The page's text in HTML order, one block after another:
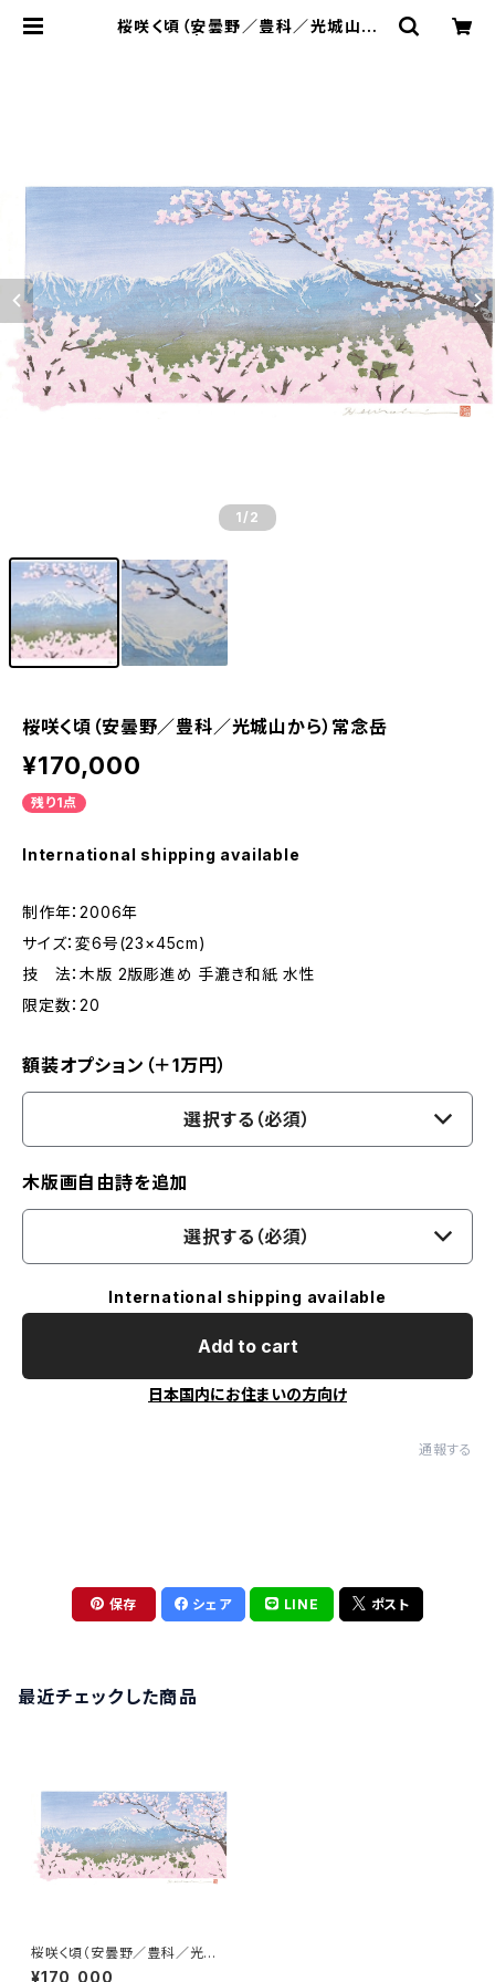
桜咲く頃（安曇野／豊科／光城山か
1 /2
桜咲く頃（安曇野／豊科／光城山から）常念岳
¥170,000
残り1点
International shipping available
制作年：2006年
サイズ：変6号(23×45cm)
技 法：木版 2版彫進め 手漉き和紙 水性
限定数：20
額装オプション（＋1万円）
選択する（必須）
木版画自由詩を追加
選択する（必須）
International shipping available
Add to cart
日本国内にお住まいの方向け
通報する
保存 シェア LINE ポスト
最近チェックした商品
桜咲く頃（安曇野／豊科／光城
山から）常念岳
¥170,000